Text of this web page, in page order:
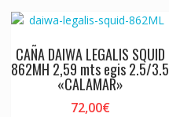
CAÑA DAIWA LEGALIS SQUID
862MH 2,59 mts egis 2.5/3.5
«CALAMAR»
72,00€